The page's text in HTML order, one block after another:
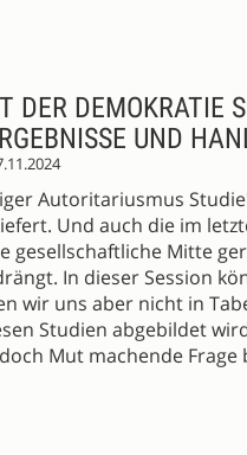
DER DEMOKRATIE
UND
Autoritariusmus
Und auch die im
gesellschaftliche Mitte
In dieser Session
wir uns aber nicht in
Studien abgebildet
Mut machende